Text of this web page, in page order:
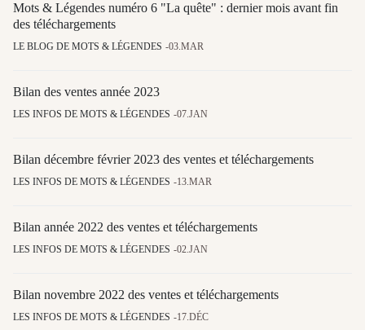
Mots & Légendes numéro 6 "La quête" : dernier mois avant fin
des téléchargements
LE BLOG DE MOTS & LÉGENDES 03.MAR
Bilan des ventes année 2023
LES INFOS DE MOTS & LÉGENDES 07.JAN
Bilan décembre février 2023 des ventes et téléchargements
LES INFOS DE MOTS & LÉGENDES 13.MAR
Bilan année 2022 des ventes et téléchargements
LES INFOS DE MOTS & LÉGENDES 02.JAN
Bilan novembre 2022 des ventes et téléchargements
LES INFOS DE MOTS & LÉGENDES 17.DÉC